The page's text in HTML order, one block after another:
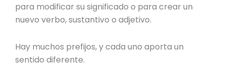
para modificar su significado o para crear un
nuevo verbo, sustantivo o adjetivo.
Hay muchos prefijos, y cada uno aporta un
sentido diferente.